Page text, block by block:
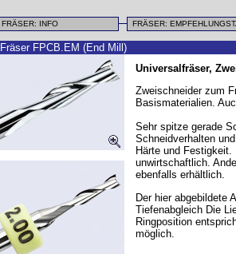
FRÄSER: INFO FRÄSER:
Fräser FPCB.EM (End Mill)
Universalfräser,
Zweischneider zum
Basismaterialien.
Sehr spitze gerade
Schneidverhalten
Härte und
unwirtschaftlich.
ebenfalls erhältlich.
Der hier abgebildete
Tiefenabgleich Die
Ringposition
möglich.